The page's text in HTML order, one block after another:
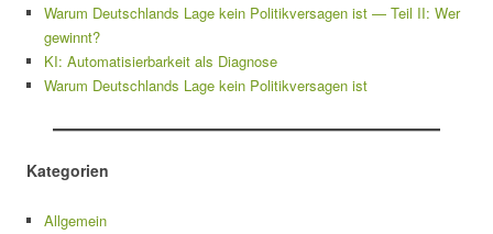
Warum Deutschlands Lage kein Politikversagen ist — Teil II: Wer
gewinnt?
KI: Automatisierbarkeit als Diagnose
Warum Deutschlands Lage kein Politikversagen ist
Kategorien
Allgemein